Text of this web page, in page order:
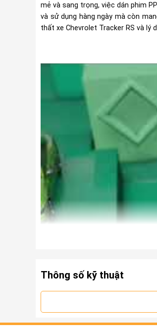
mẻ và sang trọng, việc dán phim
và sử dụng hàng ngày mà còn
thất xe Chevrolet Tracker RS và lý
Thông số kỹ thuật